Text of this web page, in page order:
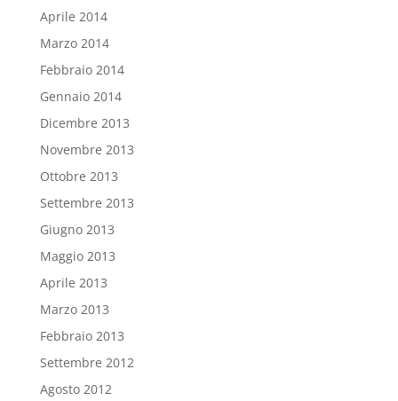
Aprile 2014
Marzo 2014
Febbraio 2014
Gennaio 2014
Dicembre 2013
Novembre 2013
Ottobre 2013
Settembre 2013
Giugno 2013
Maggio 2013
Aprile 2013
Marzo 2013
Febbraio 2013
Settembre 2012
Agosto 2012